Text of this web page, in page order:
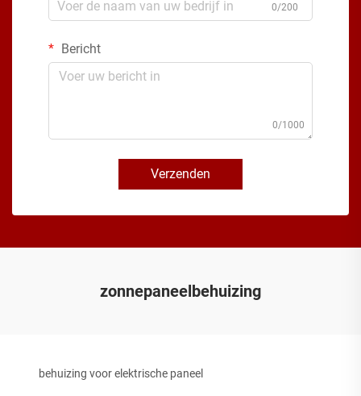
0/200
Bericht
0/1000
Verzenden
zonnepaneelbehuizing
behuizing voor elektrische paneel